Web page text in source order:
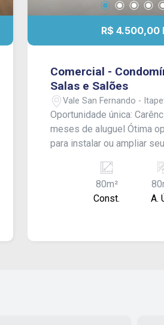
R$ 4.500,00
Comercial -
Salas e Salões
Vale San Fernando -
Oportunidade única:
meses de aluguel Ótima oportunidade
para instalar ou ampliar
atender a recente demanda
moradores do Vida Nova
Pacaembu e Vale San
80m²
Const.
A.